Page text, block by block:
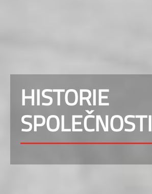
HISTORIE
SPOLEČNOSTI